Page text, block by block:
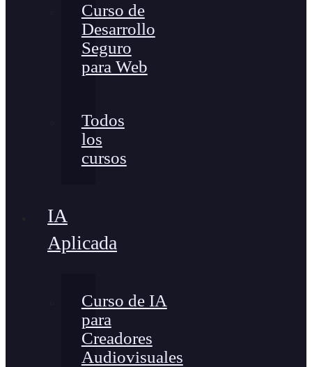
Curso de
Desarrollo
Seguro
para Web
Todos
los
cursos
IA
Aplicada
Curso de IA
para
Creadores
Audiovisuales